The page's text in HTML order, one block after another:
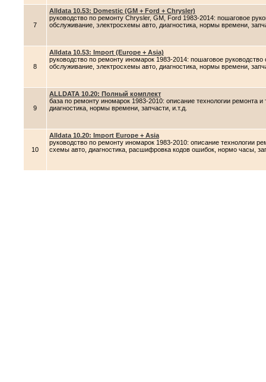
7
Alldata 10.53: Domestic (GM + Ford + Chrysler)
руководство по ремонту Chrysler, GM, Ford 1983-2014: пошаговое
обслуживание, электросхемы авто, диагностика, нормы времени,
8
Alldata 10.53: Import (Europe + Asia)
руководство по ремонту иномарок 1983-2014: пошаговое
обслуживание, электросхемы авто, диагностика, нормы времени,
9
ALLDATA 10.20: Полный комплект
база по ремонту иномарок 1983-2010: описание технологии ремонта
диагностика, нормы времени, запчасти, и.т.д.
10
Alldata 10.20: Import Europe + Asia
руководство по ремонту иномарок 1983-2010: описание технологии
схемы авто, диагностика, расшифровка кодов ошибок, нормо часы,